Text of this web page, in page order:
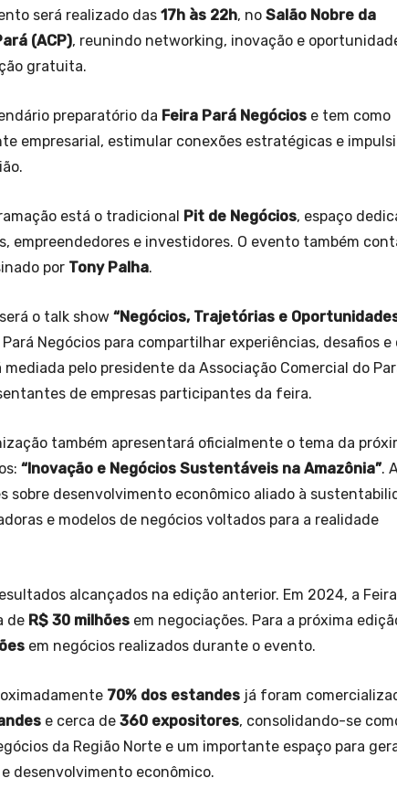
será realizado das 17h às 22h, no Salão Nobre da
(ACP), reunindo networking, inovação e
gratuita.
preparatório da Feira Pará Negócios e tem como
empresarial, estimular conexões estratégicas e
está o tradicional Pit de Negócios, espaço
empreendedores e investidores. O evento também
por Tony Palha.
o talk show “Negócios, Trajetórias e
Negócios para compartilhar experiências, desafios e
pelo presidente da Associação Comercial do
de empresas participantes da feira.
também apresentará oficialmente o tema da
“Inovação e Negócios Sustentáveis na Amazônia”.
sobre desenvolvimento econômico aliado à
e modelos de negócios voltados para a realidade
alcançados na edição anterior. Em 2024, a
de R$ 30 milhões em negociações. Para a próxima
em negócios realizados durante o evento.
70% dos estandes já foram
e cerca de 360 expositores, consolidando-se
da Região Norte e um importante espaço para
desenvolvimento econômico.